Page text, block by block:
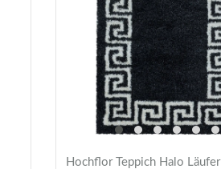
Hochflor Teppich Halo Läufer